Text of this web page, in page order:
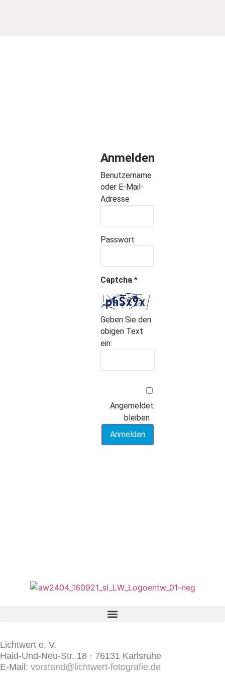
Anmelden
Benutzername
oder E-Mail-
Adresse
Passwort
Captcha *
Geben Sie den
obigen Text
ein:
Angemeldet
bleiben
Lichtwert e. V.
Haid-Und-Neu-Str. 18 · 76131 Karlsruhe
E-Mail: vorstand@lichtwert-fotografie.de